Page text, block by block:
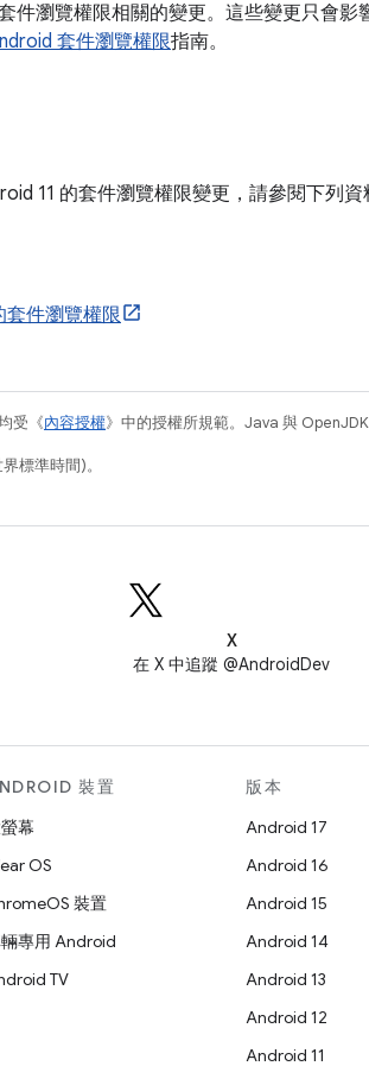
件瀏覽權限相關的變更。這些變更只會
套件瀏覽權限指南。
11 的套件瀏覽權限變更，請參閱下列資
套件瀏覽權限
受《內容授權》中的授權所規範。Java 與
標準時間)。
X
在 X 中追蹤 @AndroidDev
裝置
幕
OS
裝置
專用 Android
TV
版本
Android 17
Android 16
Android 15
Android 14
Android 13
Android 12
Android 11